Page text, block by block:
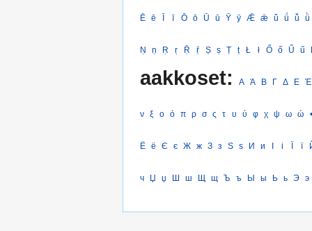
Ē ē Ī ī Ō ō Ū ū Ȳ ȳ Ǣ ǣ ǖ ǘ ǚ ǜ
Ṇ ṇ Ṛ ṛ Ṝ ṝ Ṣ ṣ Ṭ ṭ Ł ł Ő ő Ű ű
aakkoset: Α Ά Β Γ Δ Ε Έ
ν ξ ο ό π ρ σ ς τ υ ύ φ χ ψ ω ώ •
Ё ё Є є Ж ж З з Ѕ ѕ И и І і Ї ї
ч Џ џ Ш ш Щ щ Ъ ъ Ы ы Ь ь Э э